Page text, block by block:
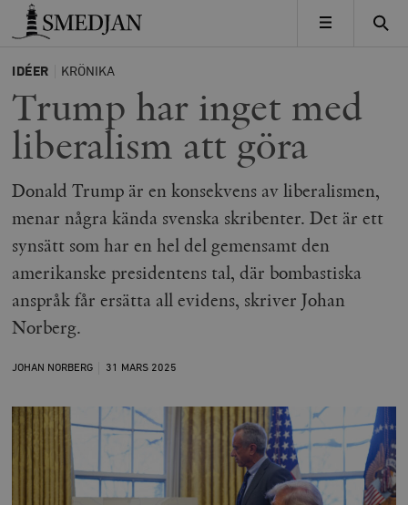
Timbro
MENY
IDÉER KRÖNIKA
Trump har inget med
liberalism att göra
Donald Trump är en konsekvens av liberalismen,
menar några kända svenska skribenter. Det är ett
synsätt som har en hel del gemensamt den
amerikanske presidentens tal, där bombastiska
anspråk får ersätta all evidens, skriver Johan
Norberg.
JOHAN NORBERG 31 MARS 2025